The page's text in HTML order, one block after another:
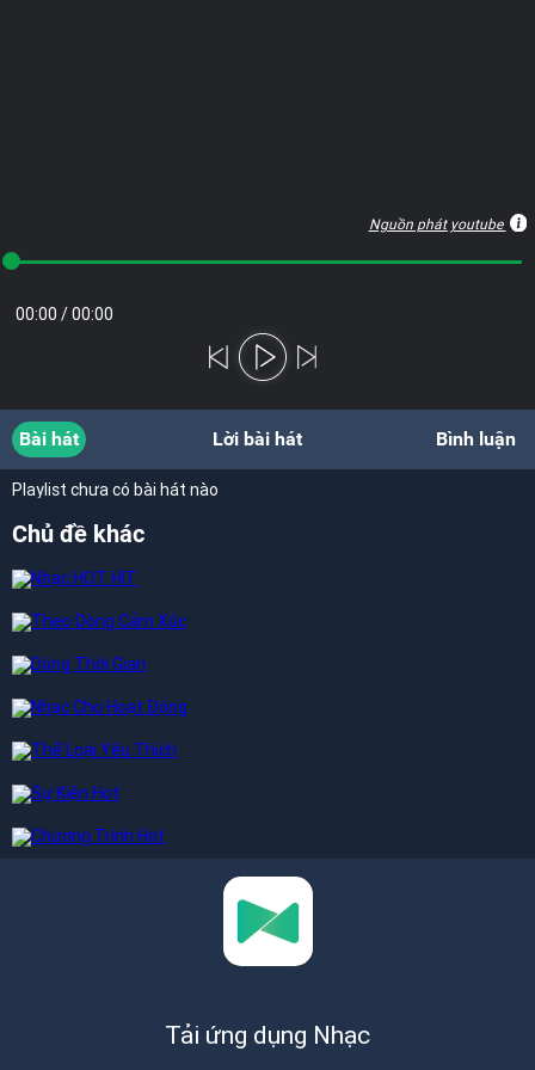
Nguồn phát youtube
00:00 /00:00
Bài hát Lời bài hát Bình luận
Playlist chưa có bài hát nào
Chủ đề khác
Tải ứng dụng Nhạc